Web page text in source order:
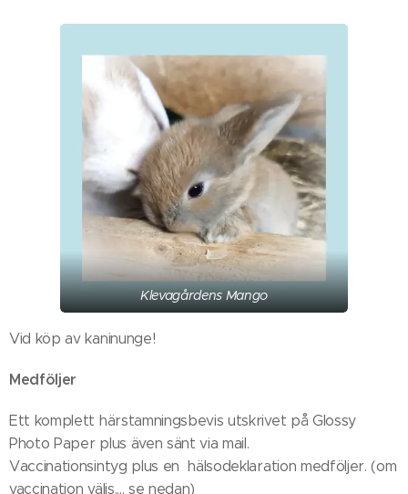
Klevagårdens Mango
Vid köp av kaninunge!
Medföljer
Ett komplett härstamningsbevis utskrivet på Glossy
Photo Paper plus även sänt via mail.
Vaccinationsintyg plus en hälsodeklaration medföljer. (om
vaccination väljs.... se nedan)